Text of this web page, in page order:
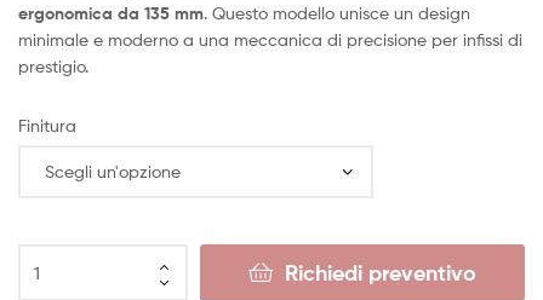
ergonomica da 135 mm. Questo modello unisce un design
minimale e moderno a una meccanica di precisione per infissi di
prestigio.
Finitura
Richiedi preventivo